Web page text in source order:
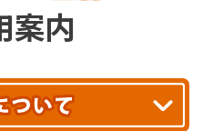
案内